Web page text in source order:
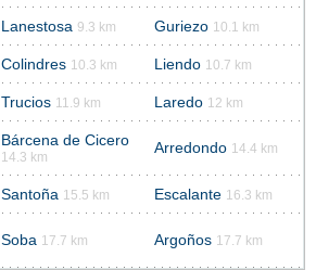
Lanestosa 9.3 km Guriezo 10.1 km
Colindres 10.3 km Liendo 10.7 km
Trucios 11.9 km Laredo 12 km
Bárcena de Cicero
14.3 km
Arredondo 14.4 km
Santoña 15.5 km Escalante 16.3 km
Soba 17.7 km Argoños 17.7 km